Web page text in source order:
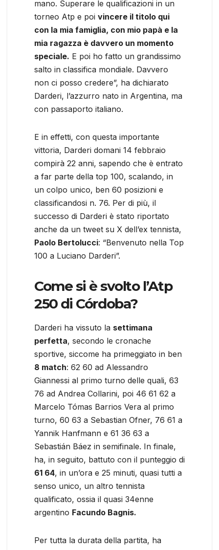
mano. Superare le qualificazioni in un
torneo Atp e poi vincere il titolo qui
con la mia famiglia, con mio papà e la
mia ragazza è davvero un momento
speciale. E poi ho fatto un grandissimo
salto in classifica mondiale. Davvero
non ci posso credere”, ha dichiarato
Darderi, l’azzurro nato in Argentina, ma
con passaporto italiano.
E in effetti, con questa importante
vittoria, Darderi domani 14 febbraio
compirà 22 anni, sapendo che è entrato
a far parte della top 100, scalando, in
un colpo unico, ben 60 posizioni e
classificandosi n. 76. Per di più, il
successo di Darderi è stato riportato
anche da un tweet su X dell’ex tennista,
Paolo Bertolucci: “Benvenuto nella Top
100 a Luciano Darderi”.
Come si è svolto l’Atp
250 di Córdoba?
Darderi ha vissuto la settimana
perfetta, secondo le cronache
sportive, siccome ha primeggiato in ben
8 match: 62 60 ad Alessandro
Giannessi al primo turno delle quali, 63
76 ad Andrea Collarini, poi 46 61 62 a
Marcelo Tómas Barrios Vera al primo
turno, 60 63 a Sebastian Ofner, 76 61 a
Yannik Hanfmann e 61 36 63 a
Sebastián Báez in semifinale. In finale,
ha, in seguito, battuto con il punteggio di
61 64, in un’ora e 25 minuti, quasi tutti a
senso unico, un altro tennista
qualificato, ossia il quasi 34enne
argentino Facundo Bagnis.
Per tutta la durata della partita, ha